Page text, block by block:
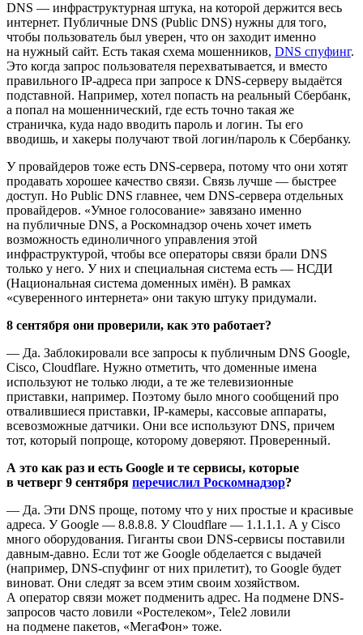
DNS — инфраструктурная штука, на которой держится весь
интернет. Публичные DNS (Public DNS) нужны для того,
чтобы пользователь был уверен, что он заходит именно
на нужный сайт. Есть такая схема мошенников, DNS спуфинг.
Это когда запрос пользователя перехватывается, и вместо
правильного IP-адреса при запросе к DNS-серверу выдаётся
подставной. Например, хотел попасть на реальный Сбербанк,
а попал на мошеннический, где есть точно такая же
страничка, куда надо вводить пароль и логин. Ты его
вводишь, и хакеры получают твой логин/пароль к Сбербанку.
У провайдеров тоже есть DNS-сервера, потому что они хотят
продавать хорошее качество связи. Связь лучше — быстрее
доступ. Но Public DNS главнее, чем DNS-сервера отдельных
провайдеров. «Умное голосование» завязано именно
на публичные DNS, а Роскомнадзор очень хочет иметь
возможность единоличного управления этой
инфраструктурой, чтобы все операторы связи брали DNS
только у него. У них и специальная система есть — НСДИ
(Национальная система доменных имён). В рамках
«суверенного интернета» они такую штуку придумали.
8 сентября они проверили, как это работает?
— Да. Заблокировали все запросы к публичным DNS Google,
Cisco, Cloudflare. Нужно отметить, что доменные имена
используют не только люди, а те же телевизионные
приставки, например. Поэтому было много сообщений про
отвалившиеся приставки, IP-камеры, кассовые аппараты,
всевозможные датчики. Они все используют DNS, причем
тот, который попроще, которому доверяют. Проверенный.
А это как раз и есть Google и те сервисы, которые
в четверг 9 сентября перечислил Роскомнадзор?
— Да. Эти DNS проще, потому что у них простые и красивые
адреса. У Google — 8.8.8.8. У Cloudflare — 1.1.1.1. А у Cisco
много оборудования. Гиганты свои DNS-сервисы поставили
давным-давно. Если тот же Google обделается с выдачей
(например, DNS-спуфинг от них прилетит), то Google будет
виноват. Они следят за всем этим своим хозяйством.
А оператор связи может подменить адрес. На подмене DNS-
запросов часто ловили «Ростелеком», Tele2 ловили
на подмене пакетов, «МегаФон» тоже.